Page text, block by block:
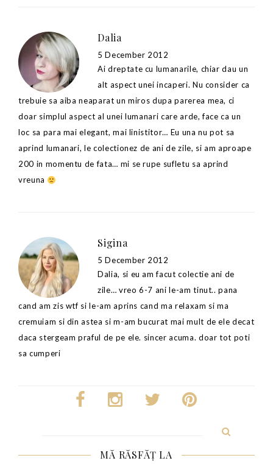
Dalia
5 December 2012
Ai dreptate cu lumanarile, chiar dau un
alt aspect unei incaperi. Nu consider ca
trebuie sa aiba neaparat un miros dupa parerea mea, ci
doar simplul aspect al unei lumanari care arde, face ca un
loc sa para mai elegant, mai linistitor… Eu una nu pot sa
aprind lumanari, le colectionez de ani de zile, si am aproape
200 in momentu de fata… mi se rupe sufletu sa aprind
vreuna
Sigina
5 December 2012
Dalia, si eu am facut colectie ani de
zile… vreo 6-7 ani le-am tinut.. pana
cand am zis wtf si le-am aprins cand ma relaxam si ma
cremuiam si din astea si m-am bucurat mai mult de ele decat
daca stergeam praful de pe ele. sincer acuma. doar tot poti
sa cumperi
MĂ RĂSFĂȚ LA